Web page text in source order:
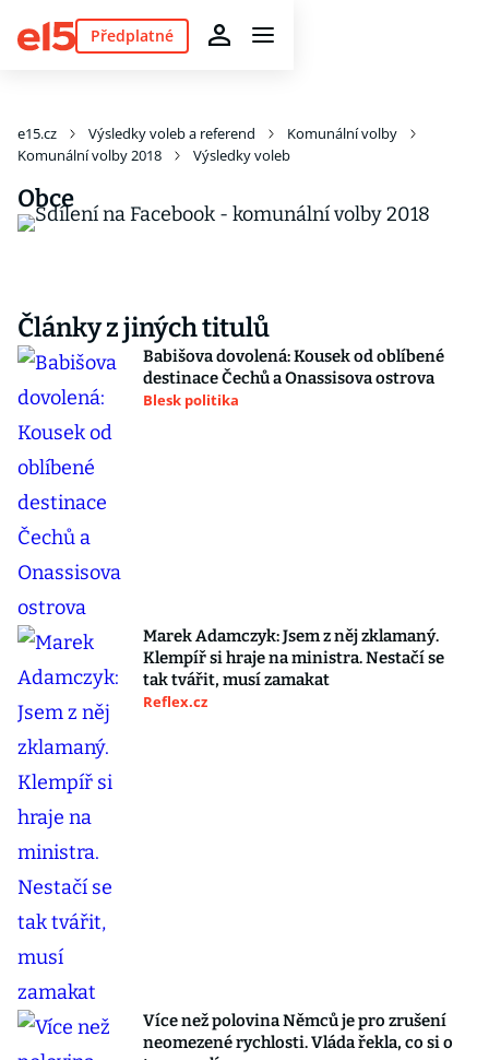
Předplatné
e15.cz Výsledky voleb a referend
Komunální volby
Komunální volby 2018
Výsledky voleb
Obce
Články z jiných titulů
Babišova dovolená: Kousek od oblíbené
destinace Čechů a Onassisova ostrova
Blesk politika
Marek Adamczyk: Jsem z něj zklamaný.
Klempíř si hraje na ministra. Nestačí se
tak tvářit, musí zamakat
Reflex.cz
Více než polovina Němců je pro zrušení
neomezené rychlosti. Vláda řekla, co si o